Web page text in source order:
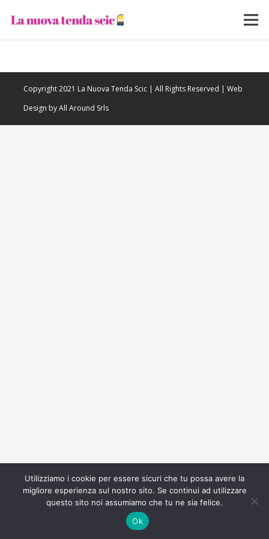
Copyright 2021 La Nuova Tenda Scic | All Rights Reserved | Web
Design by All Around Srls
Utilizziamo i cookie per essere sicuri che tu possa avere la
migliore esperienza sul nostro sito. Se continui ad utilizzare
questo sito noi assumiamo che tu ne sia felice.
Ok